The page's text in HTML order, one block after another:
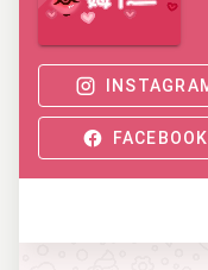
FACEBOOK